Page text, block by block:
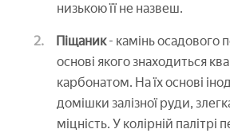
низькою її не назвеш.
Піщаник- камінь осадового
основі якого знаходиться
карбонатом. На їх основі
домішки залізної руди,
міцність. У колірній палітрі